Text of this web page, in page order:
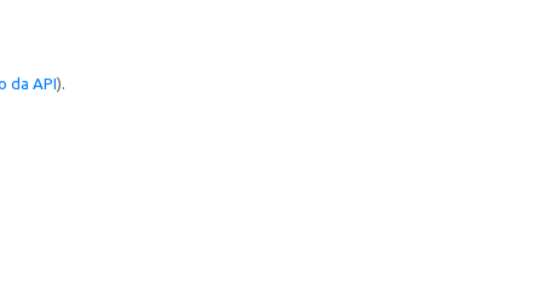
da API).